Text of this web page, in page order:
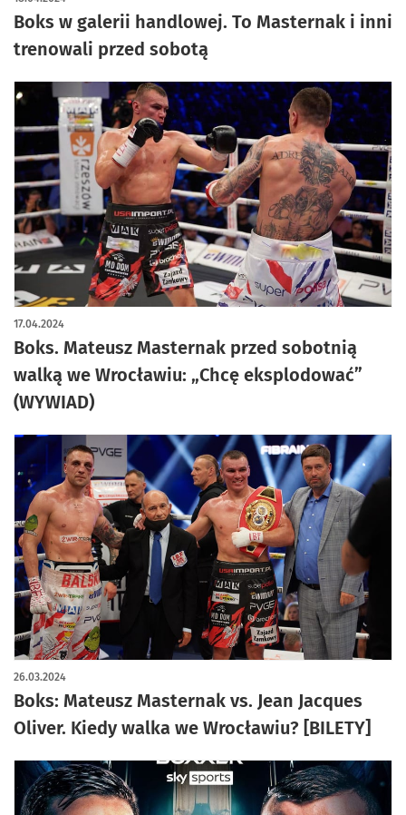
Boks w galerii handlowej. To Masternak i inni
trenowali przed sobotą
Boks. Mateusz Masternak przed sobotnią
walką we Wrocławiu: „Chcę eksplodować”
(WYWIAD)
17.04.2024
Boks: Mateusz Masternak vs. Jean Jacques
Oliver. Kiedy walka we Wrocławiu? [BILETY]
26.03.2024